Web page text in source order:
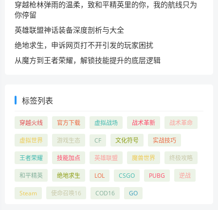
穿越枪林弹雨的温柔，致和平精英里的你，我的航线只为
你停留
英雄联盟神话装备深度剖析与大全
绝地求生，申诉网页打不开引发的玩家困扰
从魔方到王者荣耀，解锁技能提升的底层逻辑
标签列表
穿越火线 官方下载 虚拟战场 战术革新 战术革命
虚拟世界 游戏生态 CF 文化符号 实战技巧
王者荣耀 技能加点 英雄联盟 魔兽世界 终极攻略
和平精英 绝地求生 LOL CSGO PUBG 逆战
Steam 使命召唤16 COD16 GO